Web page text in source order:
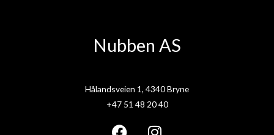
Nubben AS
Hålandsveien 1, 4340 Bryne
+47 51 48 20 40